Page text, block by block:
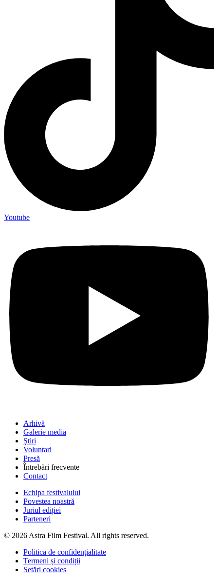
Youtube
Arhivă
Galerie media
Știri
Voluntari
Presă
Întrebări frecvente
Contact
Echipa festivalului
Povestea noastră
Juriul ediției
Parteneri
© 2026 Astra Film Festival. All rights reserved.
Politica de confidențialitate
Termeni și condiții
Setări cookies